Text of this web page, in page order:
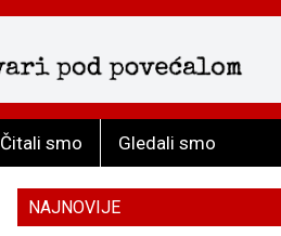
Čitali smo Gledali smo
NAJNOVIJE